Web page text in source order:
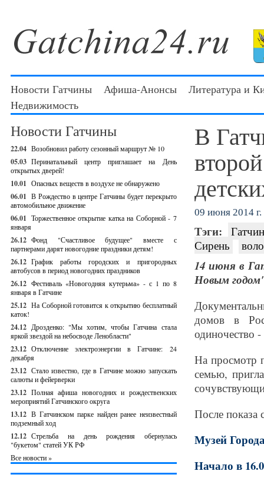
Новости Гатчины Афиша-Анонсы
Литература и
Недвижимость
Новости Гатчины
22.04 Возобновил работу сезонный маршрут № 10
05.03 Перинатальный центр приглашает на День
открытых дверей!
10.01 Опасных веществ в воздухе не обнаружено
06.01 В Рождество в центре Гатчины будет перекрыто
автомобильное движение
06.01 Торжественное открытие катка на Соборной - 7
января
26.12 Фонд "Счастливое будущее" вместе с
партнерами дарят новогодние праздники детям!
26.12 График работы городских и пригородных
автобусов в период новогодних праздников
26.12 Фестиваль «Новогодняя кутерьма» - с 1 по 8
января в Гатчине
25.12 На Соборной готовится к открытию бесплатный
каток!
24.12 Дрозденко: "Мы хотим, чтобы Гатчина стала
яркой звездой на небосводе Ленобласти"
23.12 Отключение электроэнергии в Гатчине: 24
декабря
23.12 Стало известно, где в Гатчине можно запускать
салюты и фейерверки
23.12 Полная афиша новогодних и рождественских
мероприятий Гатчинского округа
13.12 В Гатчинском парке найден ранее неизвестный
подземный ход
12.12 Стрельба на день рождения обернулась
"букетом" статей УК РФ
Все новости »
В
09 июня 2014 г.
Тэги:
Сирень
14 июня в
Новым
домов в
одиночество
На просмотр
семью,
После показа
Музей
Начало в